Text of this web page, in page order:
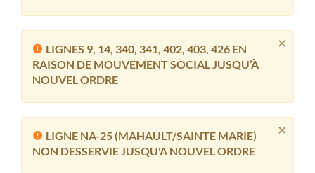
×
LIGNES 9, 14, 340, 341, 402, 403, 426 EN
RAISON DE MOUVEMENT SOCIAL JUSQU’À
NOUVEL ORDRE
×
LIGNE NA-25 (MAHAULT/SAINTE MARIE)
NON DESSERVIE JUSQU'A NOUVEL ORDRE